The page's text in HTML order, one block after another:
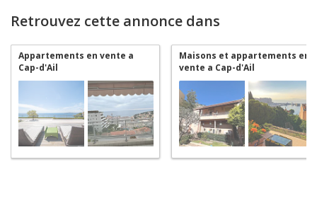
Retrouvez cette annonce dans
Appartements en vente a
Cap-d'Ail
Maisons et appartements en
vente a Cap-d'Ail